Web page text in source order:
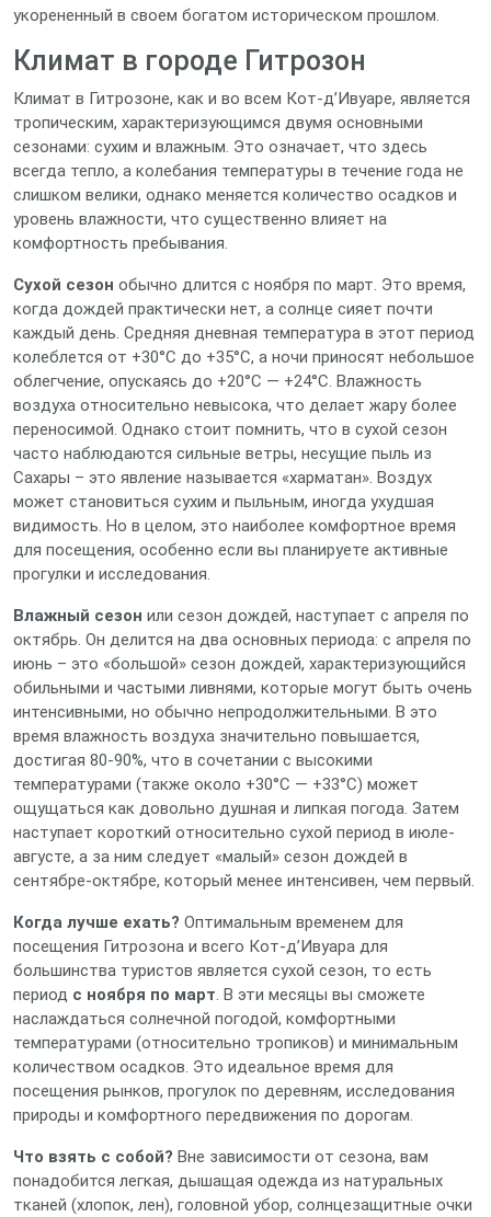
укорененный в своем богатом историческом прошлом.
Климат в городе Гитрозон
Климат в Гитрозоне, как и во всем Кот-д’Ивуаре, является
тропическим, характеризующимся двумя основными
сезонами: сухим и влажным. Это означает, что здесь
всегда тепло, а колебания температуры в течение года не
слишком велики, однако меняется количество осадков и
уровень влажности, что существенно влияет на
комфортность пребывания.
Сухой сезон обычно длится с ноября по март. Это время,
когда дождей практически нет, а солнце сияет почти
каждый день. Средняя дневная температура в этот период
колеблется от +30°C до +35°C, а ночи приносят небольшое
облегчение, опускаясь до +20°C — +24°C. Влажность
воздуха относительно невысока, что делает жару более
переносимой. Однако стоит помнить, что в сухой сезон
часто наблюдаются сильные ветры, несущие пыль из
Сахары – это явление называется «харматан». Воздух
может становиться сухим и пыльным, иногда ухудшая
видимость. Но в целом, это наиболее комфортное время
для посещения, особенно если вы планируете активные
прогулки и исследования.
Влажный сезон или сезон дождей, наступает с апреля по
октябрь. Он делится на два основных периода: с апреля по
июнь – это «большой» сезон дождей, характеризующийся
обильными и частыми ливнями, которые могут быть очень
интенсивными, но обычно непродолжительными. В это
время влажность воздуха значительно повышается,
достигая 80-90%, что в сочетании с высокими
температурами (также около +30°C — +33°C) может
ощущаться как довольно душная и липкая погода. Затем
наступает короткий относительно сухой период в июле-
августе, а за ним следует «малый» сезон дождей в
сентябре-октябре, который менее интенсивен, чем первый.
Когда лучше ехать? Оптимальным временем для
посещения Гитрозона и всего Кот-д’Ивуара для
большинства туристов является сухой сезон, то есть
период с ноября по март. В эти месяцы вы сможете
наслаждаться солнечной погодой, комфортными
температурами (относительно тропиков) и минимальным
количеством осадков. Это идеальное время для
посещения рынков, прогулок по деревням, исследования
природы и комфортного передвижения по дорогам.
Что взять с собой? Вне зависимости от сезона, вам
понадобится легкая, дышащая одежда из натуральных
тканей (хлопок, лен), головной убор, солнцезащитные очки